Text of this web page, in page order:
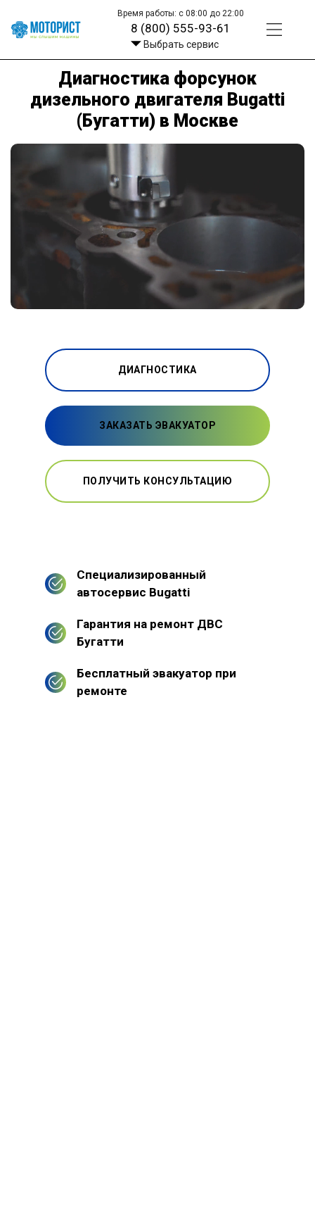
Время работы: с 08:00 до 22:00
8 (800) 555-93-61
Выбрать сервис
Диагностика форсунок
дизельного двигателя Bugatti
(Бугатти) в Москве
ДИАГНОСТИКА
ЗАКАЗАТЬ ЭВАКУАТОР
ПОЛУЧИТЬ КОНСУЛЬТАЦИЮ
Специализированный
автосервис Bugatti
Гарантия на ремонт ДВС
Бугатти
Бесплатный эвакуатор при
ремонте